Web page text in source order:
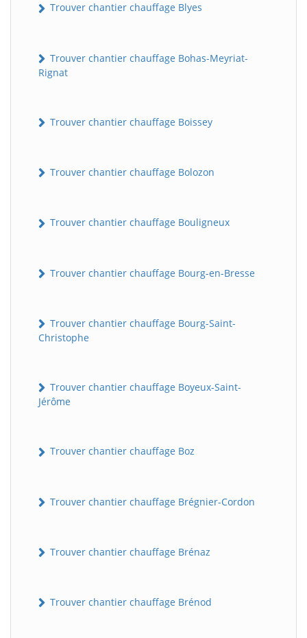
Trouver chantier chauffage Blyes
Trouver chantier chauffage Bohas-Meyriat-
Rignat
Trouver chantier chauffage Boissey
Trouver chantier chauffage Bolozon
Trouver chantier chauffage Bouligneux
Trouver chantier chauffage Bourg-en-Bresse
Trouver chantier chauffage Bourg-Saint-
Christophe
Trouver chantier chauffage Boyeux-Saint-
Jérôme
Trouver chantier chauffage Boz
Trouver chantier chauffage Brégnier-Cordon
Trouver chantier chauffage Brénaz
Trouver chantier chauffage Brénod